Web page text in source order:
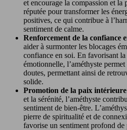
et encourage la compassion et la
réputée pour transformer les
positives, ce qui contribue à
sentiment de calme.
Renforcement de la confiance
aider à surmonter les blocages
confiance en soi. En favorisant
émotionnelle, l’améthyste
doutes, permettant ainsi de
solide.
Promotion de la paix
et la sérénité, l’améthyste
sentiment de bien-être.
pierre de spiritualité et de
favorise un sentiment profond de